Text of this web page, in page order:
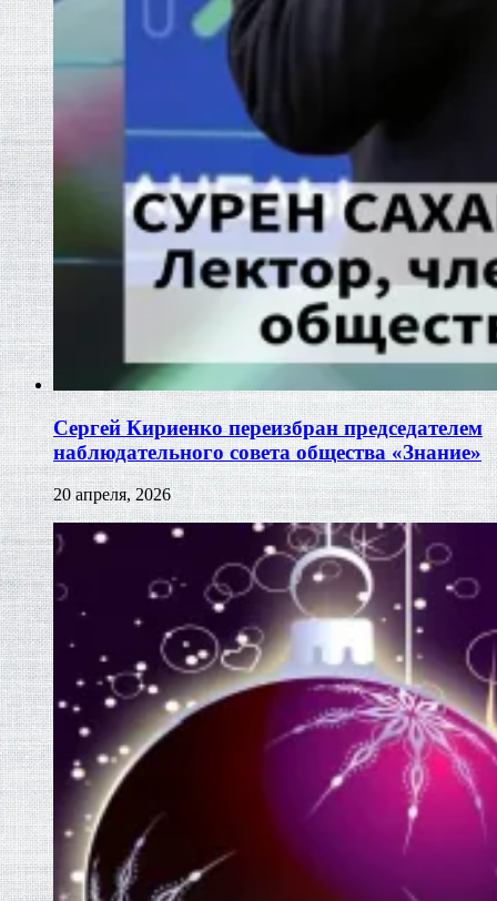
Сергей Кириенко переизбран председателем
наблюдательного совета общества «Знание»
20 апреля, 2026